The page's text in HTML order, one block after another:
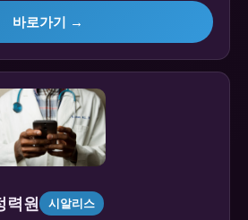
바로가기 →
력원 시알리스